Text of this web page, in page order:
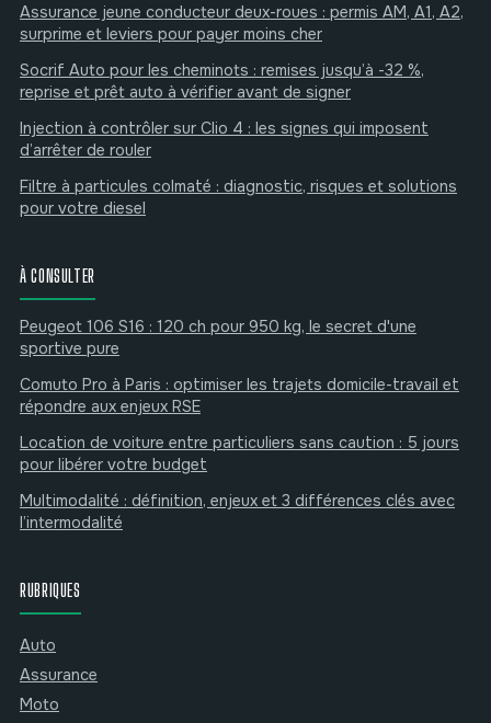
Assurance jeune conducteur deux-roues : permis AM, A1, A2,
surprime et leviers pour payer moins cher
Socrif Auto pour les cheminots : remises jusqu’à -32 %,
reprise et prêt auto à vérifier avant de signer
Injection à contrôler sur Clio 4 : les signes qui imposent
d’arrêter de rouler
Filtre à particules colmaté : diagnostic, risques et solutions
pour votre diesel
À CONSULTER
Peugeot 106 S16 : 120 ch pour 950 kg, le secret d'une
sportive pure
Comuto Pro à Paris : optimiser les trajets domicile-travail et
répondre aux enjeux RSE
Location de voiture entre particuliers sans caution : 5 jours
pour libérer votre budget
Multimodalité : définition, enjeux et 3 différences clés avec
l’intermodalité
RUBRIQUES
Auto
Assurance
Moto